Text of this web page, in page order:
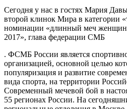
Сегодня у нас в гостях Мария
второй клинок Мира в категории
номинации «длинный меч
2017», глава федерации СМБ
. ФСМБ России является
организацией, основной целью
популяризация и развитие
вида спорта, на территории
Современный мечевой бой в
55 регионах России. На